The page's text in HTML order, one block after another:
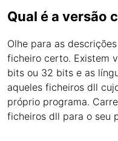
Qual é a versão
Olhe para as
ficheiro certo. Existem
bits ou 32 bits e as
aqueles ficheiros dll
próprio programa.
ficheiros dll para o seu